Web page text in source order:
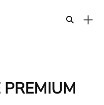
PREMIUM